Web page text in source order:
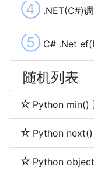
④ .NET(C#)调
⑤ C# .Net
随机列表
Python min()
Python next()
Python